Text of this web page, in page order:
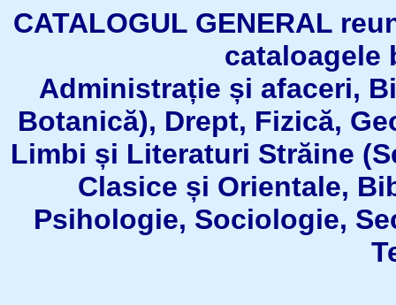
CATALOGUL GENERAL
Administrație și afaceri,
Botanică), Drept, Fizică,
Limbi și Literaturi Străine
Clasice și Orientale,
Psihologie, Sociologie,